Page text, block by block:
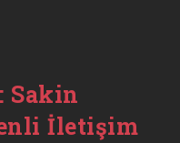
Sakin
İletişim